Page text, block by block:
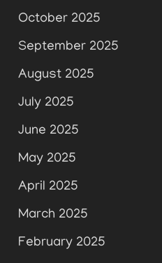
October 2025
September 2025
August 2025
July 2025
June 2025
May 2025
April 2025
March 2025
February 2025